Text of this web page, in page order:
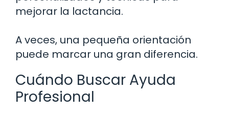
mejorar la lactancia.
A veces, una pequeña orientación
puede marcar una gran diferencia.
Cuándo Buscar Ayuda
Profesional